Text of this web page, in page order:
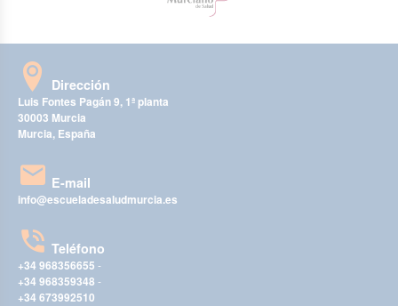
Dirección
Luis Fontes Pagán 9, 1ª planta
30003 Murcia
Murcia, España
E-mail
info@escueladesaludmurcia.es
Teléfono
+34 968356655 -
+34 968359348 -
+34 673992510